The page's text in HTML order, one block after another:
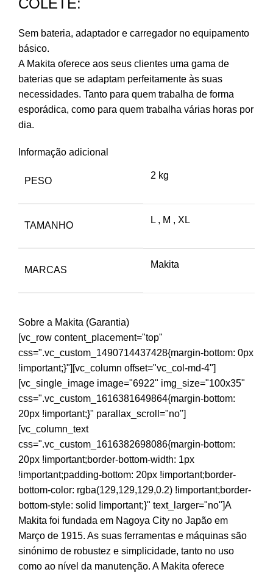
Sem bateria, adaptador e carregador no equipamento
básico.
A Makita oferece aos seus clientes uma gama de
baterias que se adaptam perfeitamente às suas
necessidades. Tanto para quem trabalha de forma
esporádica, como para quem trabalha várias horas por
dia.
Informação adicional
PESO
2 kg
TAMANHO
L , M , XL
MARCAS
Makita
Sobre a Makita (Garantia)
[vc_row content_placement="top"
css=".vc_custom_1490714437428{margin-bottom: 0px
!important;}"][vc_column offset="vc_col-md-4"]
[vc_single_image image="6922" img_size="100x35"
css=".vc_custom_1616381649864{margin-bottom:
20px !important;}" parallax_scroll="no"]
[vc_column_text
css=".vc_custom_1616382698086{margin-bottom:
20px !important;border-bottom-width: 1px
!important;padding-bottom: 20px !important;border-
bottom-color: rgba(129,129,129,0.2) !important;border-
bottom-style: solid !important;}" text_larger="no"]A
Makita foi fundada em Nagoya City no Japão em
Março de 1915. As suas ferramentas e máquinas são
sinónimo de robustez e simplicidade, tanto no uso
como ao nível da manutenção. A Makita oferece